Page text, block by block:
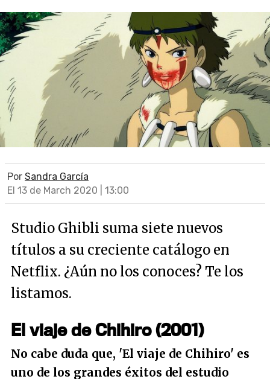
Por Sandra García
El 13 de March 2020 | 13:00
Studio Ghibli suma siete nuevos
títulos a su creciente catálogo en
Netflix. ¿Aún no los conoces? Te los
listamos.
El viaje de Chihiro (2001)
No cabe duda que, 'El viaje de Chihiro' es
uno de los grandes éxitos del estudio